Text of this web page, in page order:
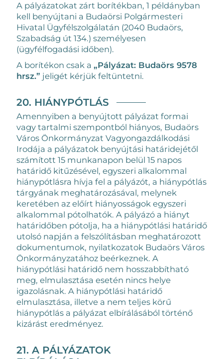
A pályázatokat zárt borítékban, 1 példányban
kell benyújtani a Budaörsi Polgármesteri
Hivatal Ügyfélszolgálatán (2040 Budaörs,
Szabadság út 134.) személyesen
(ügyfélfogadási időben).
A borítékon csak a „Pályázat: Budaörs 9578
hrsz.” jeligét kérjük feltüntetni.
20. HIÁNYPÓTLÁS
Amennyiben a benyújtott pályázat formai
vagy tartalmi szempontból hiányos, Budaörs
Város Önkormányzat Vagyongazdálkodási
Irodája a pályázatok benyújtási határidejétől
számított 15 munkanapon belül 15 napos
határidő kitűzésével, egyszeri alkalommal
hiánypótlásra hívja fel a pályázót, a hiánypótlás
tárgyának meghatározásával, melynek
keretében az előírt hiányosságok egyszeri
alkalommal pótolhatók. A pályázó a hiányt
határidőben pótolja, ha a hiánypótlási határidő
utolsó napján a felszólításban meghatározott
dokumentumok, nyilatkozatok Budaörs Város
Önkormányzatához beérkeznek. A
hiánypótlási határidő nem hosszabbítható
meg, elmulasztása esetén nincs helye
igazolásnak. A hiánypótlási határidő
elmulasztása, illetve a nem teljes körű
hiánypótlás a pályázat elbírálásából történő
kizárást eredményez.
21. A PÁLYÁZATOK